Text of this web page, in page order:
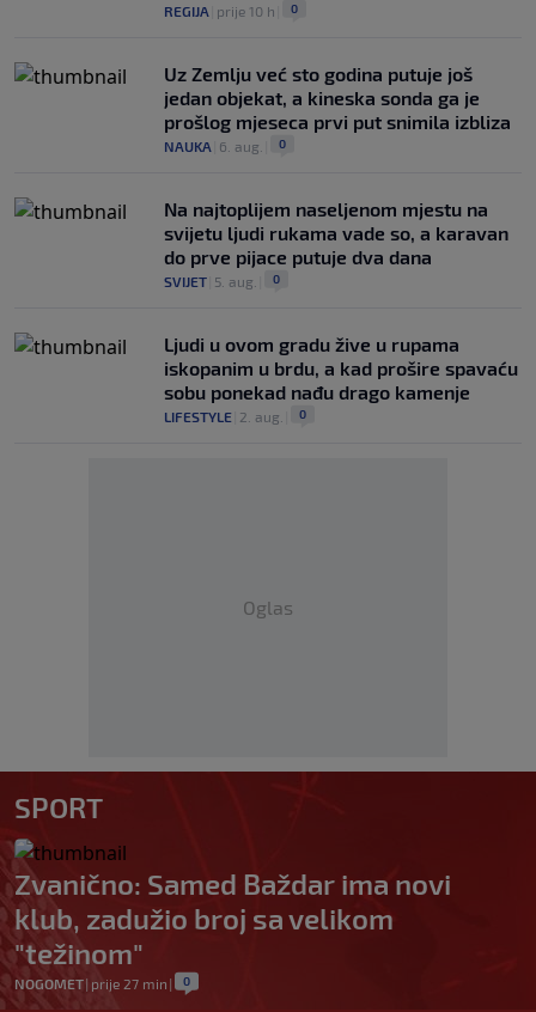
REGIJA prije 10 h 0
Uz Zemlju već sto godina putuje još
jedan objekat, a kineska sonda ga je
prošlog mjeseca prvi put snimila izbliza
NAUKA 6. aug. 0
Na najtoplijem naseljenom mjestu na
svijetu ljudi rukama vade so, a karavan
do prve pijace putuje dva dana
SVIJET 5. aug. 0
Ljudi u ovom gradu žive u rupama
iskopanim u brdu, a kad prošire spavaću
sobu ponekad nađu drago kamenje
LIFESTYLE 2. aug. 0
Oglas
SPORT
Zvanično: Samed Baždar ima novi
klub, zadužio broj sa velikom
"težinom"
NOGOMET| prije 27 min | 0